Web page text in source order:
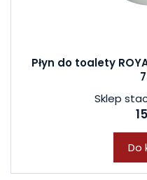
Płyn do toalety
Sklep
Do